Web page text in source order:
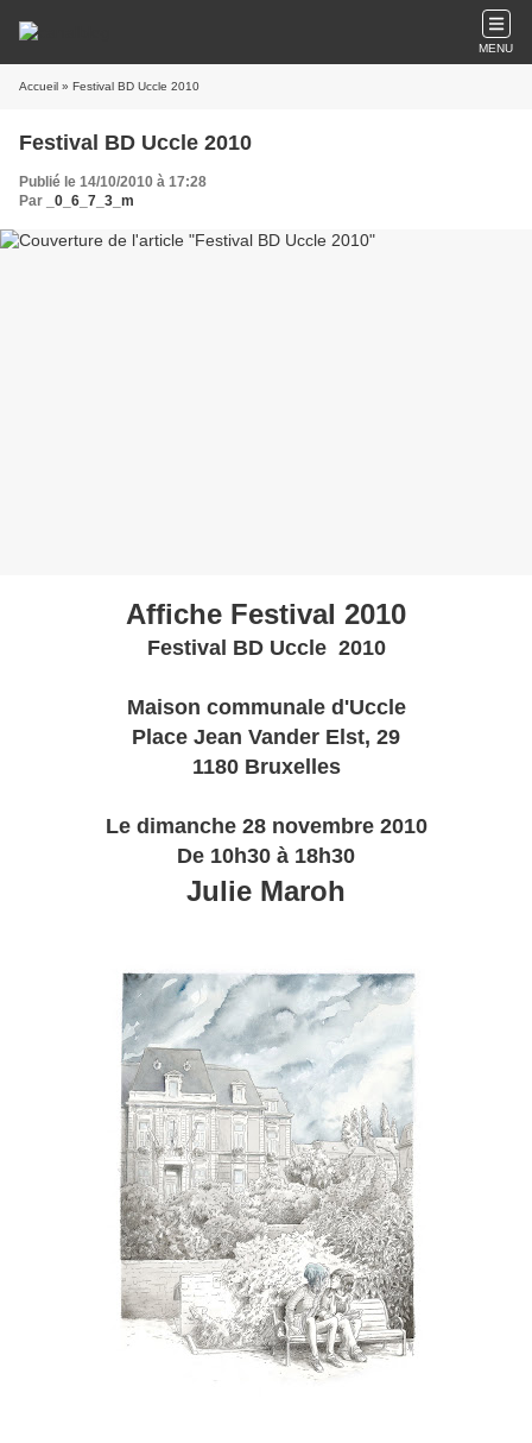
MENU
Accueil » Festival BD Uccle 2010
Festival BD Uccle 2010
Publié le 14/10/2010 à 17:28
Par
_0_6_7_3_m
Affiche Festival 2010
Festival BD Uccle 2010
Maison communale d'Uccle
Place Jean Vander Elst, 29
1180 Bruxelles
Le dimanche 28 novembre 2010
De 10h30 à 18h30
Julie Maroh